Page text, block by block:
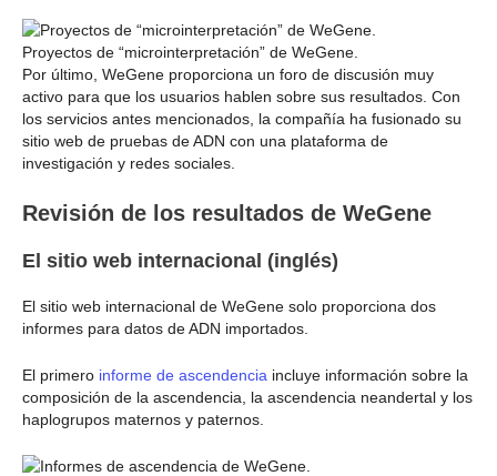
Proyectos de “microinterpretación” de WeGene.
Por último, WeGene proporciona un foro de discusión muy
activo para que los usuarios hablen sobre sus resultados. Con
los servicios antes mencionados, la compañía ha fusionado su
sitio web de pruebas de ADN con una plataforma de
investigación y redes sociales.
Revisión de los resultados de WeGene
El sitio web internacional (inglés)
El sitio web internacional de WeGene solo proporciona dos
informes para datos de ADN importados.
El primero informe de ascendencia incluye información sobre la
composición de la ascendencia, la ascendencia neandertal y los
haplogrupos maternos y paternos.